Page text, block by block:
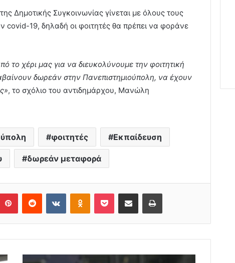
Δημοτικής Συγκοινωνίας γίνεται με όλους τους
covid-19, δηλαδή οι φοιτητές θα πρέπει να φοράνε
το χέρι μας για να διευκολύνουμε την φοιτητική
δωρεάν στην Πανεπιστημιούπολη, να έχουν
, το σχόλιο του αντιδημάρχου, Μανώλη
φοιτητές Εκπαίδευση
δωρεάν μεταφορά